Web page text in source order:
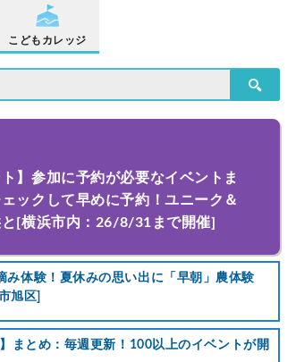
こどもカレッジ
ト】参加に予約が必要なイベントま
ックして早めに予約！ユニーク＆
[横浜市内：26/8/31まで開催]
み体験！夏休みの思い出に「早朝」農体験
旭区]
まとめ：毎週更新！100以上のイベントが開